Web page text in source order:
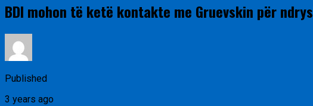
BDI mohon të ketë kontakte me Gruevskin për
Published
3 years ago